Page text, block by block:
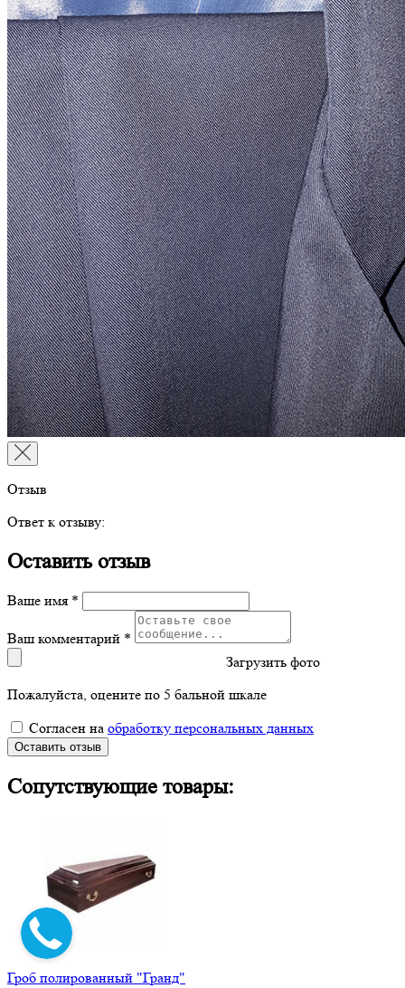
Отзыв
Ответ к отзыву:
Оставить отзыв
Ваше имя *
Ваш комментарий *
Загрузить фото
Пожалуйста, оцените по 5 бальной шкале
Согласен на обработку персональных данных
Оставить отзыв
Сопутствующие товары:
Гроб полированный "Гранд"